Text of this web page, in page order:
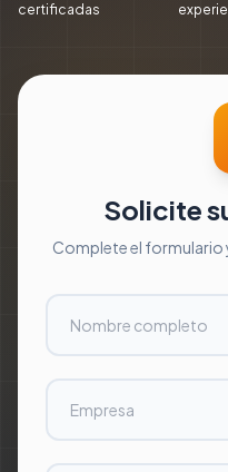
certificadas
Solicite
Complete el formulario